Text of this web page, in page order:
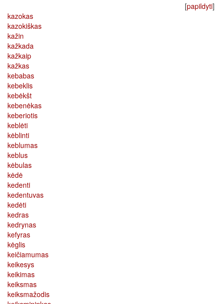
[papildyti]
kazokas
kazokiškas
kažin
kažkada
kažkaip
kažkas
kebabas
kebeklis
kebėkšt
kebenėkas
keberiotis
keblėti
kėblinti
keblumas
keblus
kėbulas
kėdė
kedenti
kedentuvas
kedėti
kedras
kedrynas
kefyras
kėglis
keičiamumas
keikesys
keikimas
keiksmas
keiksmažodis